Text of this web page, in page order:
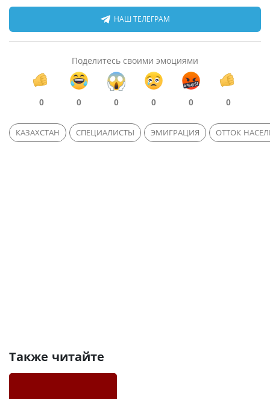
НАШ ТЕЛЕГРАМ
Поделитесь своими эмоциями
0 0 0 0 0 0
КАЗАХСТАН СПЕЦИАЛИСТЫ ЭМИГРАЦИЯ ОТТОК
Также читайте